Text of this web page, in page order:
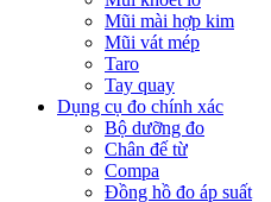
Mũi mài hợp kim
Mũi vát mép
Taro
Tay quay
Dụng cụ đo chính xác
Bộ dưỡng đo
Chân đế từ
Compa
Đồng hồ đo áp suất